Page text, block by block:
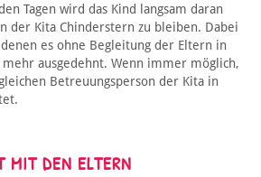
Tagen wird das Kind langsam daran
der Kita Chinderstern zu bleiben. Dabei
es ohne Begleitung der Eltern in
ausgedehnt. Wenn immer möglich,
Betreuungsperson der Kita in
MIT DEN ELTERN